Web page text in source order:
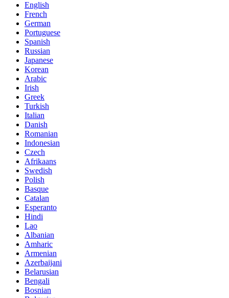
English
French
German
Portuguese
Spanish
Russian
Japanese
Korean
Arabic
Irish
Greek
Turkish
Italian
Danish
Romanian
Indonesian
Czech
Afrikaans
Swedish
Polish
Basque
Catalan
Esperanto
Hindi
Lao
Albanian
Amharic
Armenian
Azerbaijani
Belarusian
Bengali
Bosnian